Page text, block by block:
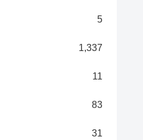
5
1,337
11
83
31